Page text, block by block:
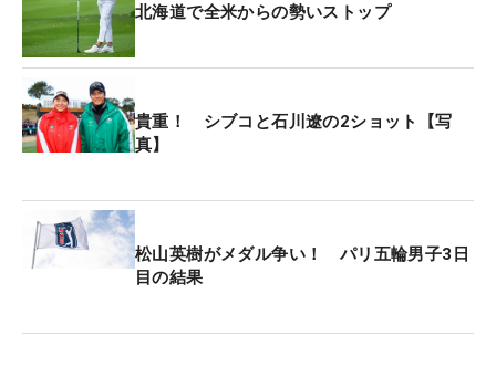
北海道で全米からの勢いストップ
貴重！ シブコと石川遼の2ショット【写
真】
松山英樹がメダル争い！ パリ五輪男子3日
目の結果